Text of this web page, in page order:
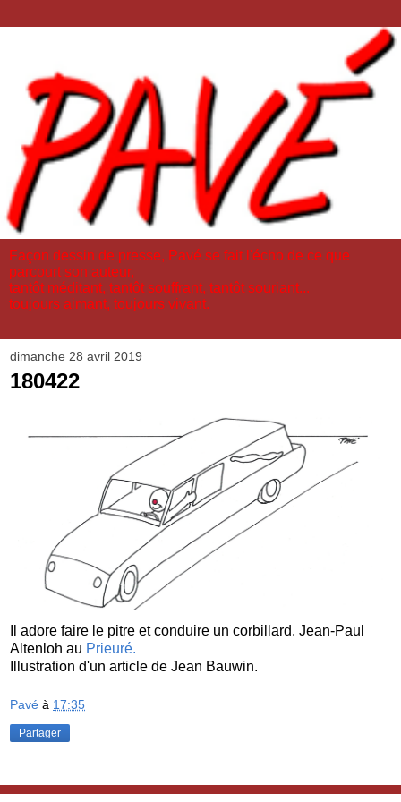
Façon dessin de presse, Pavé se fait l'écho de ce que
parcourt son auteur,
tantôt méditant, tantôt souffrant, tantôt souriant...
toujours aimant, toujours vivant.
dimanche 28 avril 2019
180422
Il adore faire le pitre et conduire un corbillard. Jean-Paul
Altenloh au Prieuré.
Illustration d'un article de Jean Bauwin.
Pavé à 17:35
Partager